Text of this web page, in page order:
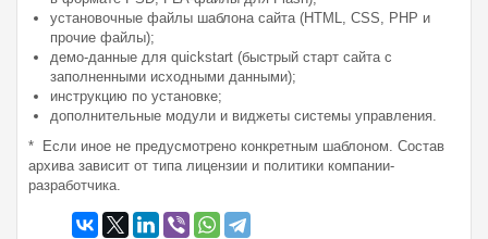
установочные файлы шаблона сайта (HTML, CSS, PHP и
прочие файлы);
демо-данные для quickstart (быстрый старт сайта с
заполненными исходными данными);
инструкцию по установке;
дополнительные модули и виджеты системы управления.
* Если иное не предусмотрено конкретным шаблоном. Состав
архива зависит от типа лицензии и политики компании-
разработчика.